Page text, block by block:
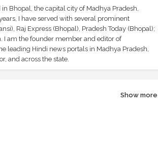
Bhopal, the capital city of Madhya Pradesh,
I have served with several prominent
Raj Express (Bhopal), Pradesh Today (Bhopal);
I am the founder member and editor of
leading Hindi news portals in Madhya Pradesh,
and across the state.
Show more